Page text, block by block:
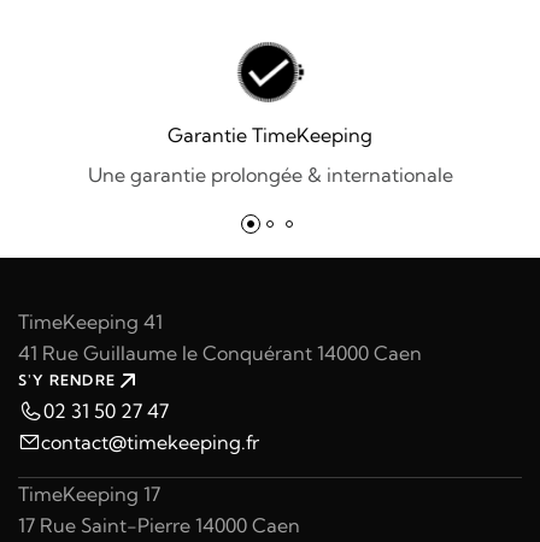
Garantie TimeKeeping
Une garantie prolongée & internationale
TimeKeeping 41
41 Rue Guillaume le Conquérant 14000 Caen
S'Y RENDRE
02 31 50 27 47
contact@timekeeping.fr
TimeKeeping 17
17 Rue Saint-Pierre 14000 Caen